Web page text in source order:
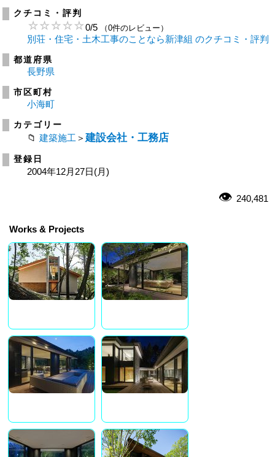
クチコミ・評判
0/5 （0件のレビュー）
別荘・住宅・土木工事のことなら新津組 のクチコミ・評判
都道府県
長野県
市区町村
小海町
カテゴリー
建築施工 ＞ 建設会社・工務店
登録日
2004年12月27日(月)
240,481
Works & Projects